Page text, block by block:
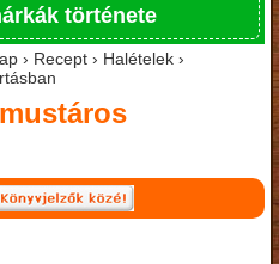
története
› Recept › Halételek ›